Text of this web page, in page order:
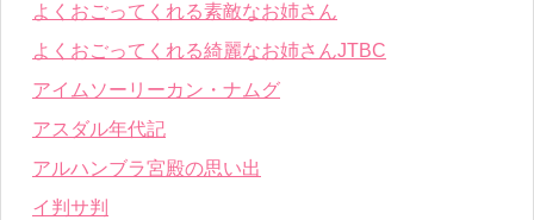
よくおごってくれる素敵なお姉さん
よくおごってくれる綺麗なお姉さんJTBC
アイムソーリーカン・ナムグ
アスダル年代記
アルハンブラ宮殿の思い出
イ判サ判